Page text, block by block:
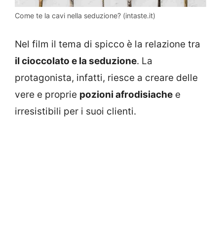
Come te la cavi nella seduzione? (intaste.it)
Nel film il tema di spicco è la relazione tra
il cioccolato e la seduzione. La
protagonista, infatti, riesce a creare delle
vere e proprie pozioni afrodisiache e
irresistibili per i suoi clienti.